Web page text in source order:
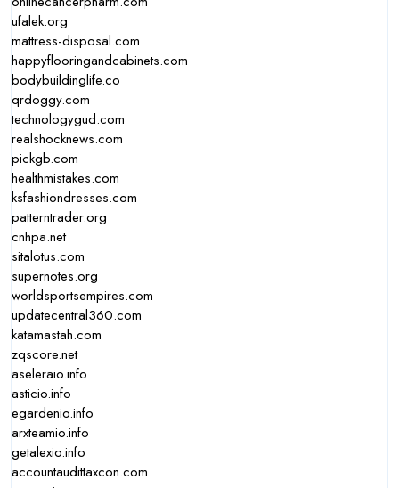
ufalek.org
mattress-disposal.com
happyflooringandcabinets.com
bodybuildinglife.co
qrdoggy.com
technologygud.com
realshocknews.com
pickgb.com
healthmistakes.com
ksfashiondresses.com
patterntrader.org
cnhpa.net
sitalotus.com
supernotes.org
worldsportsempires.com
updatecentral360.com
katamastah.com
zqscore.net
aseleraio.info
asticio.info
egardenio.info
arxteamio.info
getalexio.info
accountaudittaxcon.com